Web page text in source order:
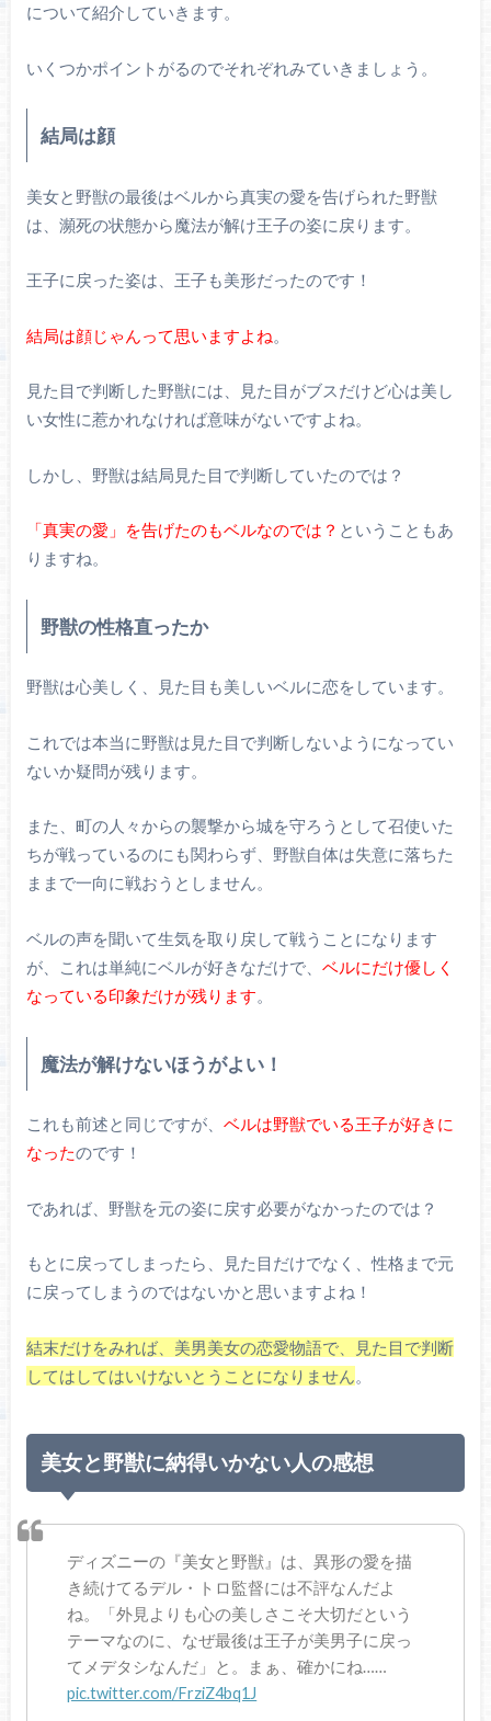
について紹介していきます。
いくつかポイントがるのでそれぞれみていきましょう。
結局は顔
美女と野獣の最後はベルから真実の愛を告げられた野獣
は、瀕死の状態から魔法が解け王子の姿に戻ります。
王子に戻った姿は、王子も美形だったのです！
結局は顔じゃんって思いますよね。
見た目で判断した野獣には、見た目がブスだけど心は美し
い女性に惹かれなければ意味がないですよね。
しかし、野獣は結局見た目で判断していたのでは？
「真実の愛」を告げたのもベルなのでは？ ということもあ
りますね。
野獣の性格直ったか
野獣は心美しく、見た目も美しいベルに恋をしています。
これでは本当に野獣は見た目で判断しないようになってい
ないか疑問が残ります。
また、町の人々からの襲撃から城を守ろうとして召使いた
ちが戦っているのにも関わらず、野獣自体は失意に落ちた
ままで一向に戦おうとしません。
ベルの声を聞いて生気を取り戻して戦うことになります
が、これは単純にベルが好きなだけで、 ベルにだけ優しく
なっている印象だけが残ります。
魔法が解けないほうがよい！
これも前述と同じですが、 ベルは野獣でいる王子が好きに
なったのです！
であれば、野獣を元の姿に戻す必要がなかったのでは？
もとに戻ってしまったら、見た目だけでなく、性格まで元
に戻ってしまうのではないかと思いますよね！
結末だけをみれば、美男美女の恋愛物語で、見た目で判断
してはしてはいけないとうことになりません。
美女と野獣に納得いかない人の感想
ディズニーの『美女と野獣』は、異形の愛を描
き続けてるデル・トロ監督には不評なんだよ
ね。「外見よりも心の美しさこそ大切だという
テーマなのに、なぜ最後は王子が美男子に戻っ
てメデタシなんだ」と。まぁ、確かにね……
pic.twitter.com/FrziZ4bq1J